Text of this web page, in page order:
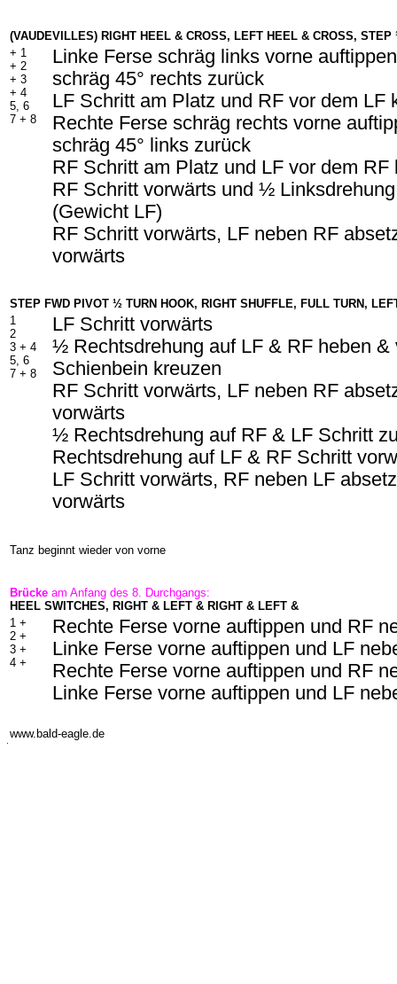
(VAUDEVILLES) RIGHT HEEL & CROSS, LEFT HEEL & CROSS,
+ 1
+ 2
+ 3
+ 4
5, 6
7 + 8
Linke Ferse schräg links vorne
schräg 45° rechts zurück
LF Schritt am Platz und RF vor dem LF
Rechte Ferse schräg rechts vorne
schräg 45° links zurück
RF Schritt am Platz und LF vor dem RF
RF Schritt vorwärts und ½
(Gewicht LF)
RF Schritt vorwärts, LF neben RF
vorwärts
STEP FWD PIVOT ½ TURN HOOK, RIGHT SHUFFLE, FULL TURN,
1
2
3 + 4
5, 6
7 + 8
LF Schritt vorwärts
½ Rechtsdrehung auf LF & RF heben &
Schienbein kreuzen
RF Schritt vorwärts, LF neben RF
vorwärts
½ Rechtsdrehung auf RF & LF Schritt
Rechtsdrehung auf LF & RF Schritt
LF Schritt vorwärts, RF neben LF
vorwärts
Tanz beginnt wieder von vorne
Brücke am Anfang des 8. Durchgangs:
HEEL SWITCHES, RIGHT & LEFT & RIGHT & LEFT &
1 +
2 +
3 +
4 +
Rechte Ferse vorne auftippen und RF
Linke Ferse vorne auftippen und LF
Rechte Ferse vorne auftippen und RF
Linke Ferse vorne auftippen und LF
www.bald-eagle.de